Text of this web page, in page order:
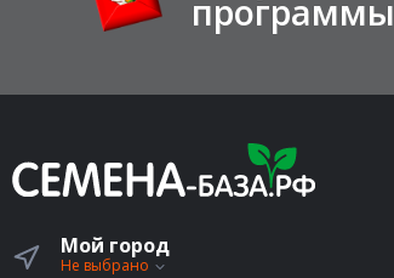
программы
Мой город
Не выбрано